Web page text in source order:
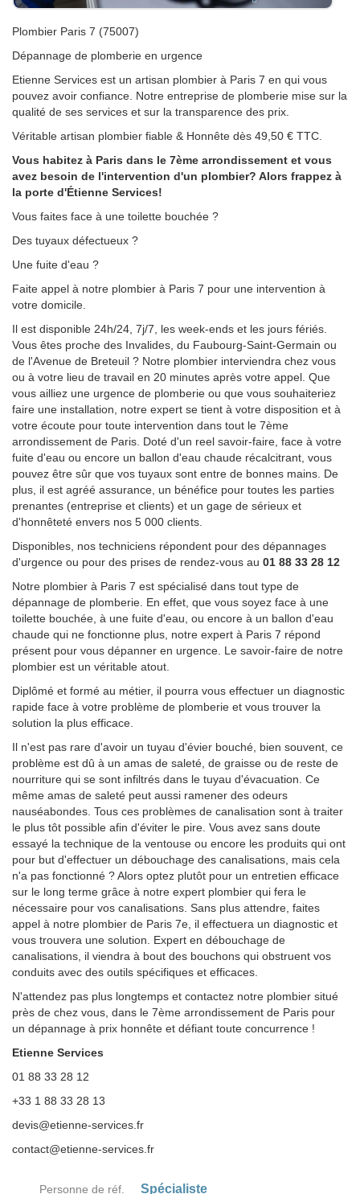
Plombier Paris 7 (75007)
Dépannage de plomberie en urgence
Etienne Services est un artisan plombier à Paris 7 en qui vous
pouvez avoir confiance. Notre entreprise de plomberie mise sur la
qualité de ses services et sur la transparence des prix.
Véritable artisan plombier fiable & Honnête dès 49,50 € TTC.
Vous habitez à Paris dans le 7ème arrondissement et vous
avez besoin de l'intervention d'un plombier? Alors frappez à
la porte d'Étienne Services!
Vous faites face à une toilette bouchée ?
Des tuyaux défectueux ?
Une fuite d'eau ?
Faite appel à notre plombier à Paris 7 pour une intervention à
votre domicile.
Il est disponible 24h/24, 7j/7, les week-ends et les jours fériés.
Vous êtes proche des Invalides, du Faubourg-Saint-Germain ou
de l'Avenue de Breteuil ? Notre plombier interviendra chez vous
ou à votre lieu de travail en 20 minutes après votre appel. Que
vous ailliez une urgence de plomberie ou que vous souhaiteriez
faire une installation, notre expert se tient à votre disposition et à
votre écoute pour toute intervention dans tout le 7ème
arrondissement de Paris. Doté d'un reel savoir-faire, face à votre
fuite d'eau ou encore un ballon d'eau chaude récalcitrant, vous
pouvez être sûr que vos tuyaux sont entre de bonnes mains. De
plus, il est agréé assurance, un bénéfice pour toutes les parties
prenantes (entreprise et clients) et un gage de sérieux et
d'honnêteté envers nos 5 000 clients.
Disponibles, nos techniciens répondent pour des dépannages
d'urgence ou pour des prises de rendez-vous au 01 88 33 28 12
Notre plombier à Paris 7 est spécialisé dans tout type de
dépannage de plomberie. En effet, que vous soyez face à une
toilette bouchée, à une fuite d'eau, ou encore à un ballon d'eau
chaude qui ne fonctionne plus, notre expert à Paris 7 répond
présent pour vous dépanner en urgence. Le savoir-faire de notre
plombier est un véritable atout.
Diplômé et formé au métier, il pourra vous effectuer un diagnostic
rapide face à votre problème de plomberie et vous trouver la
solution la plus efficace.
Il n'est pas rare d'avoir un tuyau d'évier bouché, bien souvent, ce
problème est dû à un amas de saleté, de graisse ou de reste de
nourriture qui se sont infiltrés dans le tuyau d'évacuation. Ce
même amas de saleté peut aussi ramener des odeurs
nauséabondes. Tous ces problèmes de canalisation sont à traiter
le plus tôt possible afin d'éviter le pire. Vous avez sans doute
essayé la technique de la ventouse ou encore les produits qui ont
pour but d'effectuer un débouchage des canalisations, mais cela
n'a pas fonctionné ? Alors optez plutôt pour un entretien efficace
sur le long terme grâce à notre expert plombier qui fera le
nécessaire pour vos canalisations. Sans plus attendre, faites
appel à notre plombier de Paris 7e, il effectuera un diagnostic et
vous trouvera une solution. Expert en débouchage de
canalisations, il viendra à bout des bouchons qui obstruent vos
conduits avec des outils spécifiques et efficaces.
N'attendez pas plus longtemps et contactez notre plombier situé
près de chez vous, dans le 7ème arrondissement de Paris pour
un dépannage à prix honnête et défiant toute concurrence !
Etienne Services
01 88 33 28 12
+33 1 88 33 28 13
devis@etienne-services.fr
contact@etienne-services.fr
Personne de réf. Spécialiste